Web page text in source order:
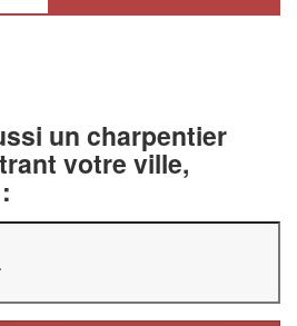
un charpentier
votre ville,